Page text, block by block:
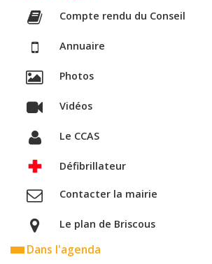
Compte rendu du Conseil
Annuaire
Photos
Vidéos
Le CCAS
Défibrillateur
Contacter la mairie
Le plan de Briscous
Dans l'agenda